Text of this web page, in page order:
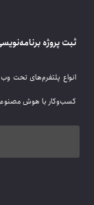
ثبت پروژه
انواع پلتفرم‌های تحت
کسب‌وکار با هوش